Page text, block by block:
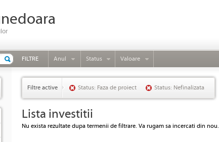
FILTRE Anul Status Valoare
Filtre active Status: Faza de proiect Status: Nefinalizata
Lista investitii
Nu exista rezultate dupa termenii de filtrare. Va rugam sa incercati din nou.